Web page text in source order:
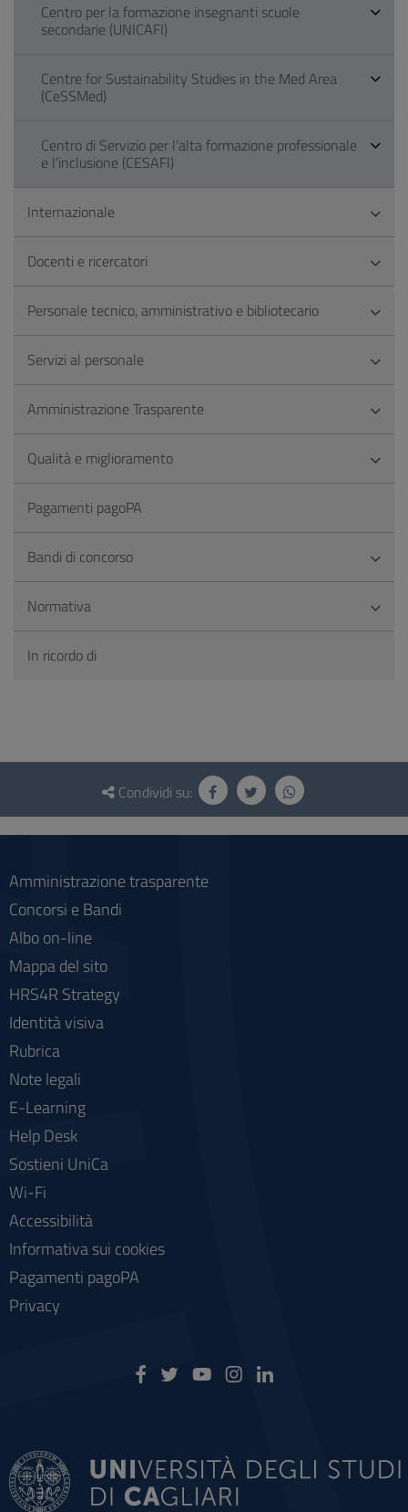
Centro per la formazione insegnanti scuole
secondarie (UNICAFI)
Centre for Sustainability Studies in the Med Area
(CeSSMed)
Centro di Servizio per l’alta formazione professionale
e l’inclusione (CESAFI)
Internazionale
Docenti e ricercatori
Personale tecnico, amministrativo e bibliotecario
Servizi al personale
Amministrazione Trasparente
Qualità e miglioramento
Pagamenti pagoPA
Bandi di concorso
Normativa
In ricordo di
Questionario
social
Condividi su:
Amministrazione trasparente
Concorsi e Bandi
Albo on-line
Mappa del sito
HRS4R Strategy
Identità visiva
Rubrica
Note legali
E-Learning
Help Desk
Sostieni UniCa
Wi-Fi
Accessibilità
Informativa sui cookies
Pagamenti pagoPA
Privacy